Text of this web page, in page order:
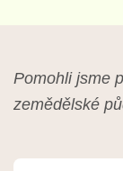
Pomohli jsme
zemědělské